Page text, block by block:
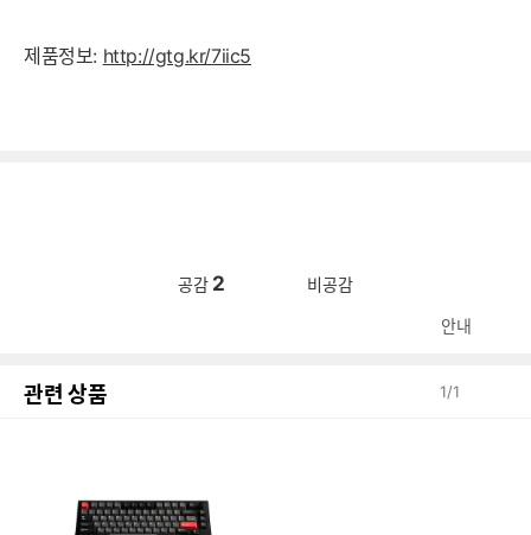
제품정보: http://gtg.kr/7iic5
공감 2 비공감
안내
관련 상품 1/1